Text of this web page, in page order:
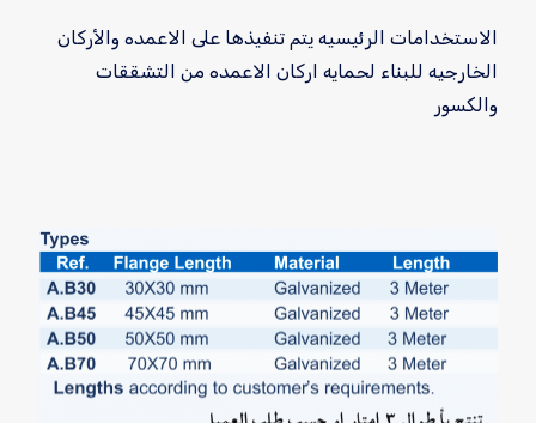
الاستخدامات الرئيسيه يتم تنفيذها على الاعمده والأركان
الخارجيه للبناء لحمايه اركان الاعمده من التشققات
والكسور